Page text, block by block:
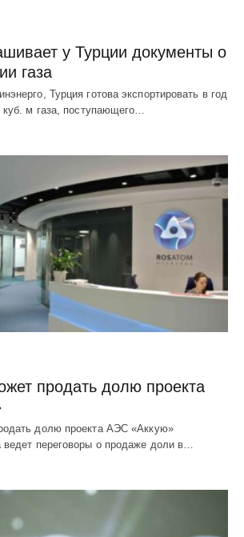
у Турции документы о
газа
Турция готова экспортировать в год
м газа, поступающего…
продать долю проекта
долю проекта АЭС «Аккую»
ведет переговоры о продаже доли в…